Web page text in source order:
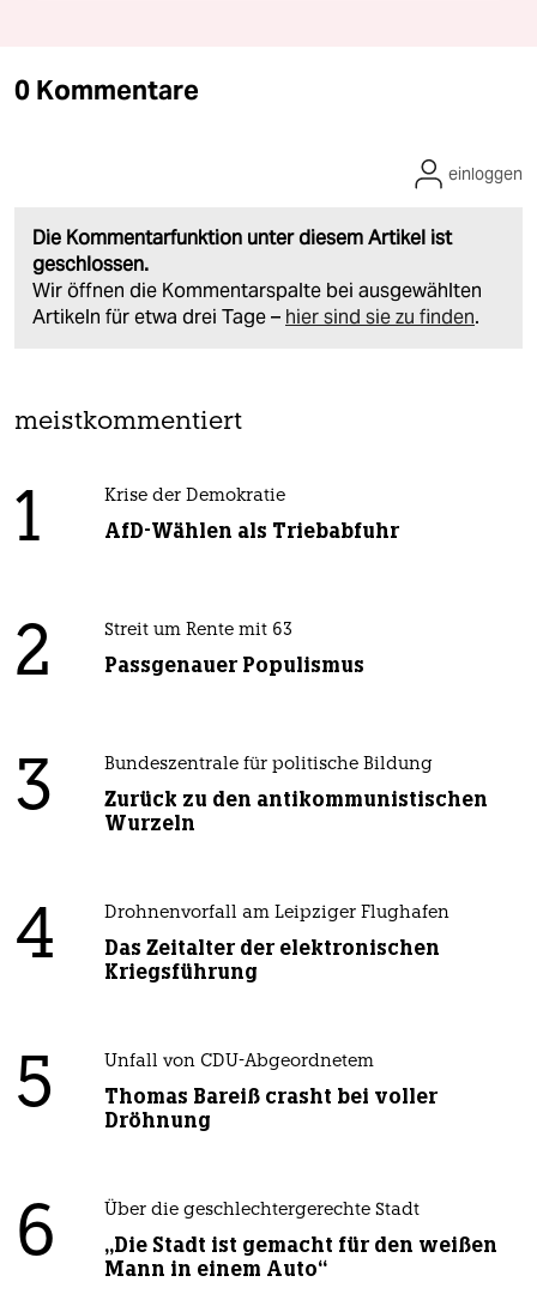
0 Kommentare
Die Kommentarfunktion unter diesem Artikel ist
geschlossen.
Wir öffnen die Kommentarspalte bei ausgewählten
Artikeln für etwa drei Tage – hier sind sie zu finden.
einloggen
meistkommentiert
1 Krise der Demokratie
AfD-Wählen als Triebabfuhr
2 Streit um Rente mit 63
Passgenauer Populismus
3 Bundeszentrale für politische Bildung
Zurück zu den antikommunistischen
Wurzeln
4 Drohnenvorfall am Leipziger Flughafen
Das Zeitalter der elektronischen
Kriegsführung
5 Unfall von CDU-Abgeordnetem
Thomas Bareiß crasht bei voller
Dröhnung
6 Über die geschlechtergerechte Stadt
„Die Stadt ist gemacht für den weißen
Mann in einem Auto“